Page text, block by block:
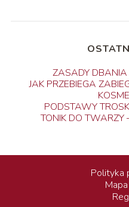
ZASADY DBANIA
JAK PRZEBIEGA
PODSTAWY
TONIK DO TWARZY
Polityka